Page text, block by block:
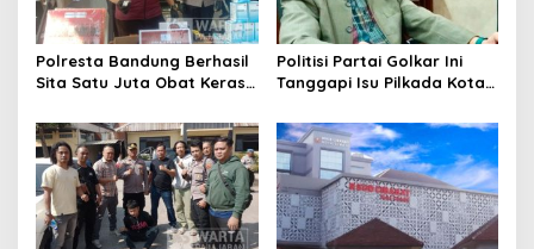
Polresta Bandung Berhasil
Sita Satu Juta Obat Keras
Kasus Narkoba
Politisi Partai Golkar Ini
Tanggapi Isu Pilkada Kota